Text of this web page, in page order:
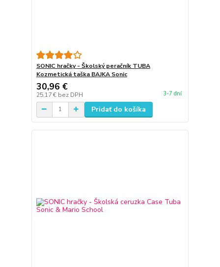
SONIC hračky - Školský peračník TUBA
Kozmetická taška BAJKA Sonic
30,96 €
25,17 € bez DPH 3-7 dní
Pridať do košíka